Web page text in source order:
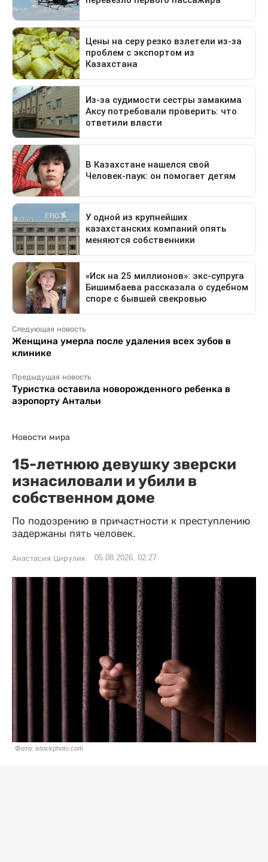
Следующая новость
Женщина умерла после удаления всех зубов в
клинике
Предыдущая новость
Туристка оставила новорожденного ребенка в
аэропорту Антальи
Новости мира
15-летнюю девушку зверски
изнасиловали и убили в
собственном доме
По подозрению в причастности к преступлению
задержаны пять человек.
Анастасия Цирулик 05.08.2026, 02:27
Фото: istockphoto.com